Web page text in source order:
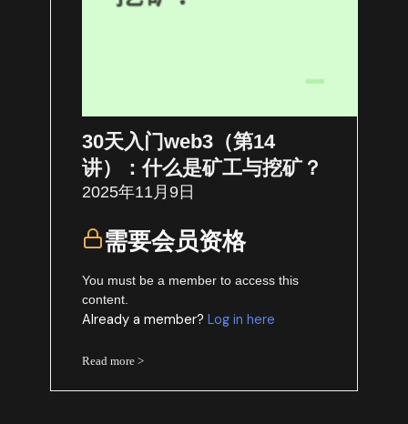
30天入门web3（第14
讲）：什么是矿工与挖矿？
2025年11月9日
需要会员资格
You must be a member to access this
content.
Already a member?Log in here
Read more >